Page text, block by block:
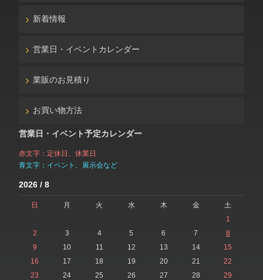
新着情報
営業日・イベントカレンダー
業販のお見積り
お買い物方法
営業日・イベント予定カレンダー
赤文字：定休日、休業日
青文字：イベント、展示会など
2026 / 8
日 月 火 水 木 金
土
1
2
3 4 5 6 7
8
9
10 11 12 13 14
15
16
17 18 19 20 21
22
23
24 25 26 27 28
29